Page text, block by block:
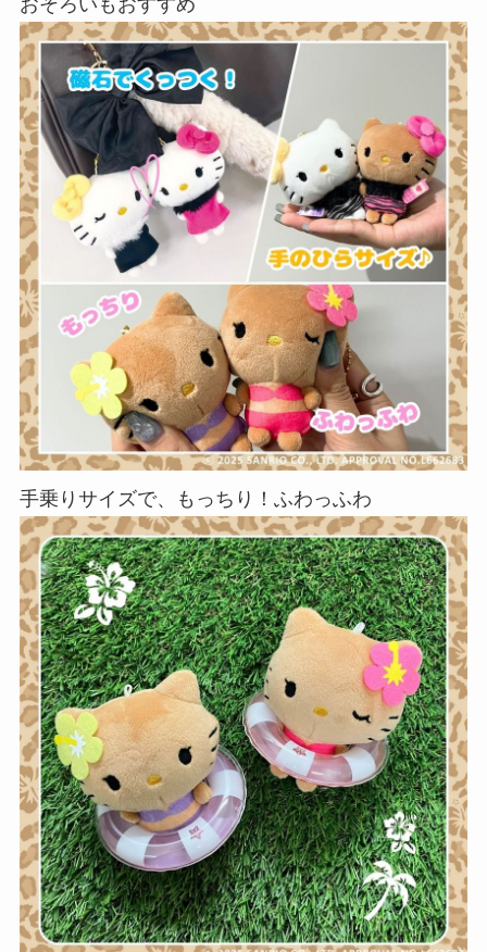
おそろいもおすすめ
手乗りサイズで、もっちり！ふわっふわ